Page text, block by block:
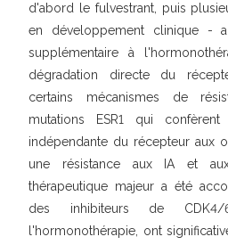
d'abord le fulvestrant, puis
en développement clinique -
supplémentaire à
dégradation directe du
certains mécanismes de
mutations ESR1 qui
indépendante du récepteur aux
une résistance aux IA et
thérapeutique majeur a été
des inhibiteurs de
l'hormonothérapie, ont